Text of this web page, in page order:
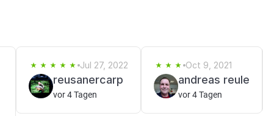
Jul 27, 2022
reusanercarp
vor 4 Tagen
Oct 9, 2021
andreas reule
vor 4 Tagen